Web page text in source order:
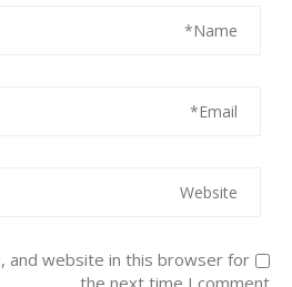
and website in this browser for
the next time I comment.